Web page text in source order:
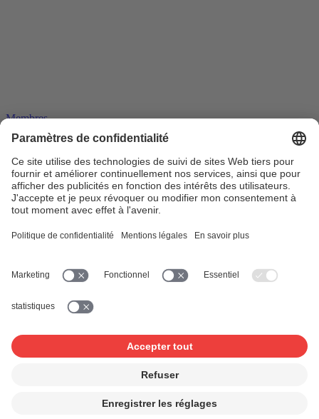
Membres
15.09.2016
«Rien ne vaudra jamais une chanson bien
écrite»
Pour Tobias Jundt, son succès international avec Bonaparte
d’auteur-compositeur. Il a …
Impressum
Clause de non-responsabilité